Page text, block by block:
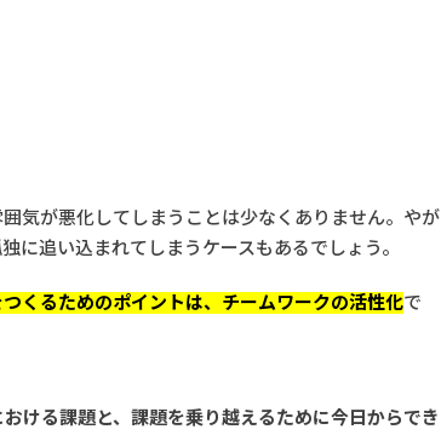
気が悪化してしまうことは少なくありません。やが
に追い込まれてしまうケースもあるでしょう。
くるためのポイントは、チームワークの活性化で
ける課題と、課題を乗り越えるために今日からでき